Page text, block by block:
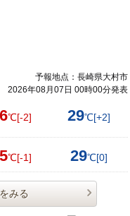
予報地点：長崎県大村市
2026年08月07日 00時00分発表
℃[-2] 29℃[+2]
℃[-1] 29℃[0]
みる